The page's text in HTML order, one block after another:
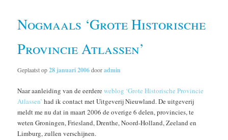
Nogmaals ‘Grote Historische
Provincie Atlassen’
Geplaatst op28 januari 2006dooradmin
Naar aanleiding van de eerdereweblog ‘Grote Historische Provincie
Atlassen’ had ik contact met Uitgeverij Nieuwland. De uitgeverij
meldt me nu dat in maart 2006 de overige 6 delen, provincies, te
weten Groningen, Friesland, Drenthe, Noord-Holland, Zeeland en
Limburg, zullen verschijnen.